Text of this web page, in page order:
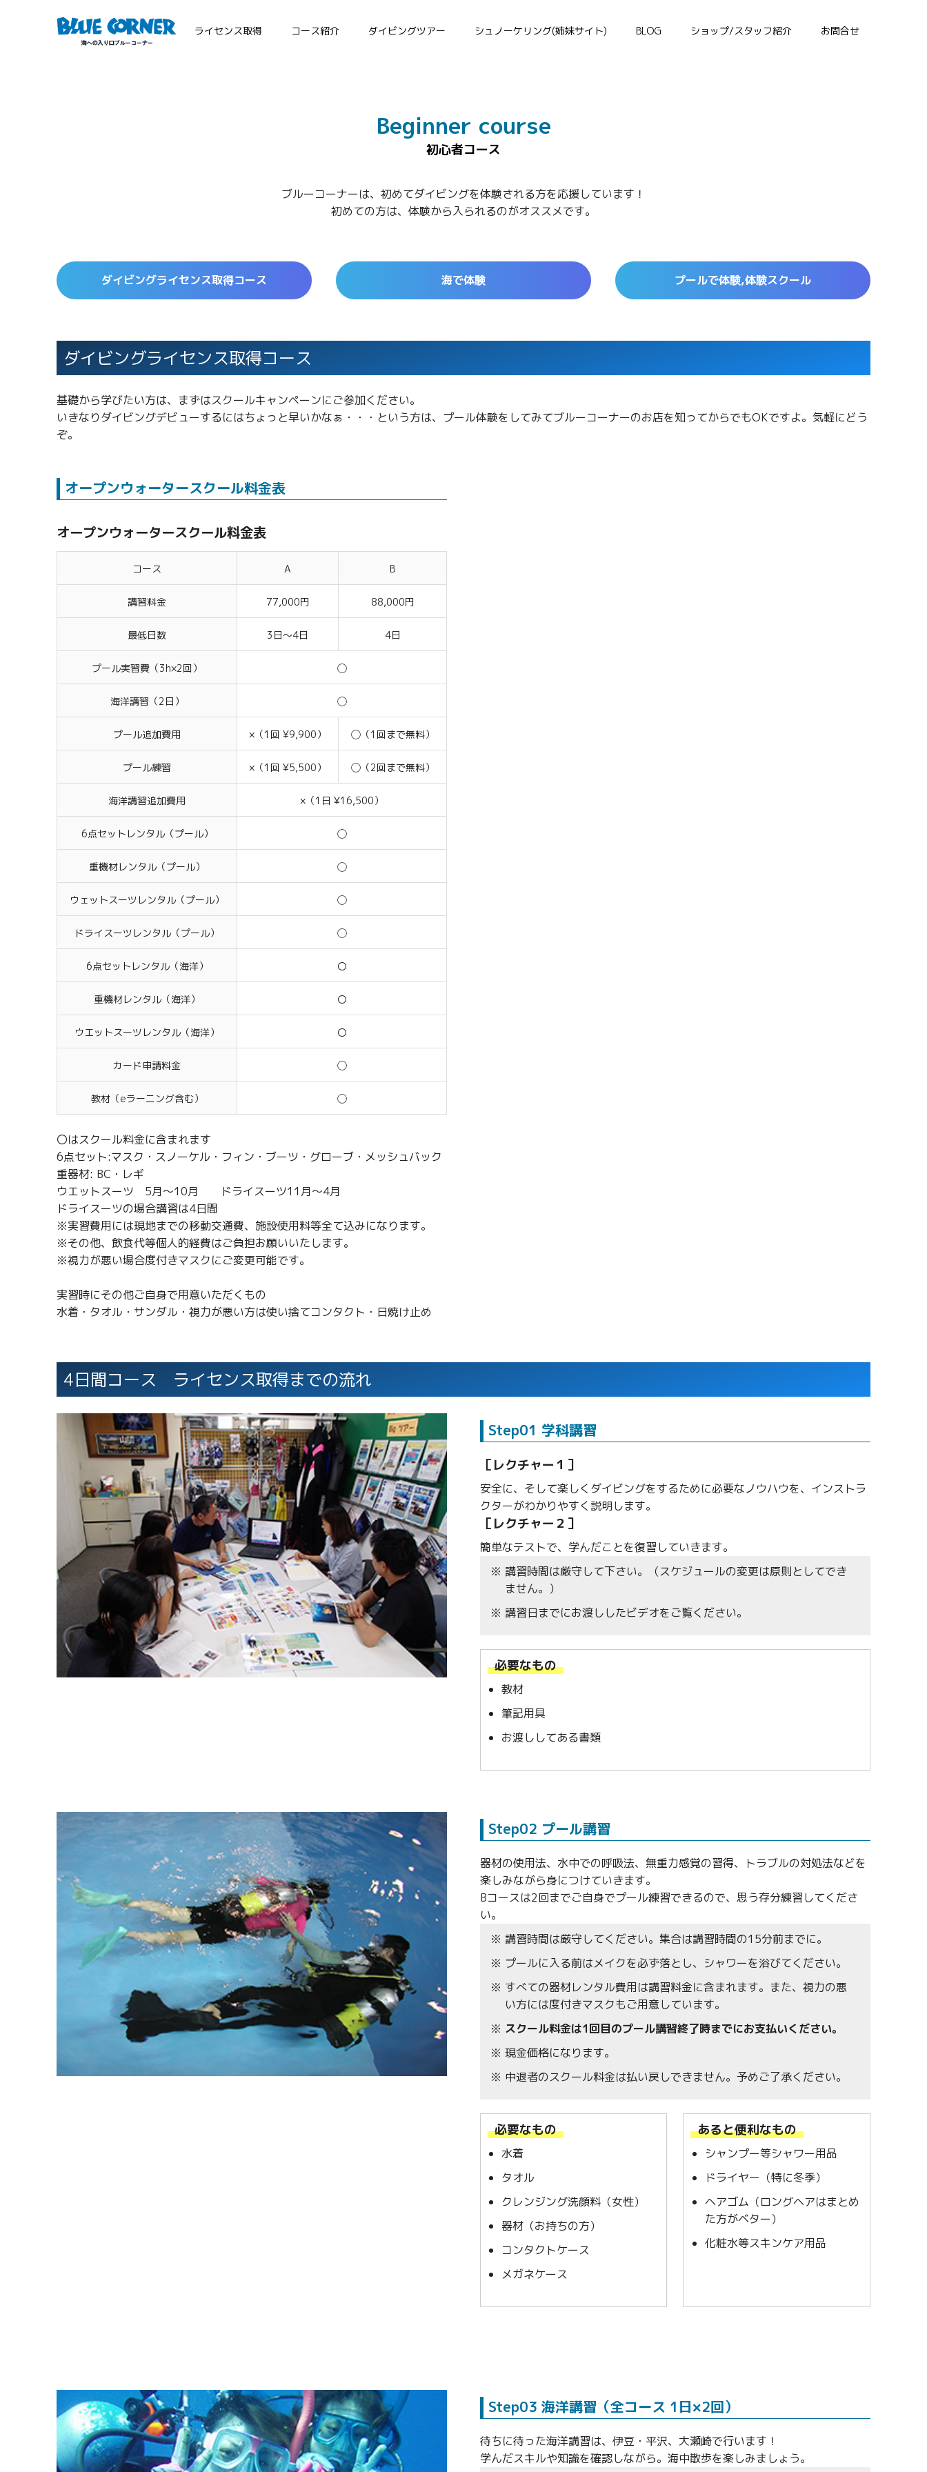
ライセンス取得 コース紹介 ダイビングツアー シュノーケリング(姉妹サイト) BLOG ショップ/スタッフ紹介 お問合せ
Beginner course
初心者コース
ブルーコーナーは、初めてダイビングを体験される方を応援しています！
初めての方は、体験から入られるのがオススメです。
ダイビングライセンス取得コース 海で体験 プールで体験,体験スクール
ダイビングライセンス取得コース
基礎から学びたい方は、まずはスクールキャンペーンにご参加ください。
いきなりダイビングデビューするにはちょっと早いかなぁ・・・という方は、プール体験をしてみてブルーコーナーのお店を知ってからでもOKですよ。気軽にどう
ぞ。
オープンウォータースクール料金表
オープンウォータースクール料金表
コース A B
講習料金 77,000円 88,000円
最低日数 3日〜4日 4日
プール実習費（3h×2回） ◯
海洋講習（2日） ◯
プール追加費用 ×（1回 ¥9,900） ◯（1回まで無料）
プール練習 ×（1回 ¥5,500） ◯（2回まで無料）
海洋講習追加費用 ×（1日 ¥16,500）
6点セットレンタル（プール） ◯
重機材レンタル（プール） ◯
ウェットスーツレンタル（プール） ◯
ドライスーツレンタル（プール） ◯
6点セットレンタル（海洋） 〇
重機材レンタル（海洋） 〇
ウエットスーツレンタル（海洋） 〇
カード申請料金 ◯
教材（eラーニング含む） ◯
〇はスクール料金に含まれます
6点セット:マスク・スノーケル・フィン・ブーツ・グローブ・メッシュバック
重器材: BC・レギ
ウエットスーツ 5月～10月 ドライスーツ11月～4月
ドライスーツの場合講習は4日間
※実習費用には現地までの移動交通費、施設使用料等全て込みになります。
※その他、飲食代等個人的経費はご負担お願いいたします。
※視力が悪い場合度付きマスクにご変更可能です。
実習時にその他ご自身で用意いただくもの
水着・タオル・サンダル・視力が悪い方は使い捨てコンタクト・日焼け止め
4日間コース ライセンス取得までの流れ
Step01 学科講習
［レクチャー１］
安全に、そして楽しくダイビングをするために必要なノウハウを、インストラ
クターがわかりやすく説明します。
［レクチャー２］
簡単なテストで、学んだことを復習していきます。
講習時間は厳守して下さい。（スケジュールの変更は原則としてでき
ません。）
講習日までにお渡ししたビデオをご覧ください。
必要なもの
教材
筆記用具
お渡ししてある書類
Step02 プール講習
器材の使用法、水中での呼吸法、無重力感覚の習得、トラブルの対処法などを
楽しみながら身につけていきます。
Bコースは2回までご自身でプール練習できるので、思う存分練習してくださ
い。
講習時間は厳守してください。集合は講習時間の15分前までに。
プールに入る前はメイクを必ず落とし、シャワーを浴びてください。
すべての器材レンタル費用は講習料金に含まれます。また、視力の悪
い方には度付きマスクもご用意しています。
スクール料金は1回目のプール講習終了時までにお支払いください。
現金価格になります。
中退者のスクール料金は払い戻しできません。予めご了承ください。
必要なもの
水着
タオル
クレンジング洗顔料（女性）
器材（お持ちの方）
コンタクトケース
メガネケース
あると便利なもの
シャンプー等シャワー用品
ドライヤー（特に冬季）
ヘアゴム（ロングヘアはまとめ
た方がベター）
化粧水等スキンケア用品
Step03 海洋講習（全コース 1日×2回）
待ちに待った海洋講習は、伊豆・平沢、大瀬崎で行います！
学んだスキルや知識を確認しながら。海中散歩を楽しみましょう。